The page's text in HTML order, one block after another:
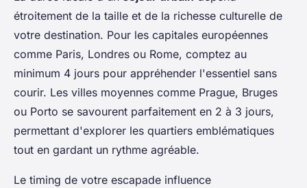
étroitement de la taille et de la richesse culturelle de
votre destination. Pour les capitales européennes
comme Paris, Londres ou Rome, comptez au
minimum 4 jours pour appréhender l'essentiel sans
courir. Les villes moyennes comme Prague, Bruges
ou Porto se savourent parfaitement en 2 à 3 jours,
permettant d'explorer les quartiers emblématiques
tout en gardant un rythme agréable.
Le timing de votre escapade influence